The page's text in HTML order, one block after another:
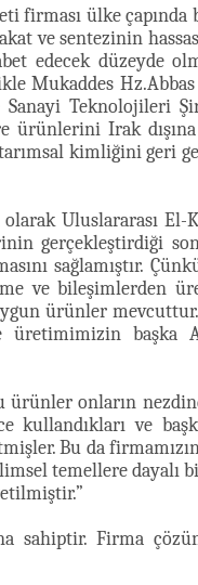
firması ülke
ve sentezinin
düzeyde
Mukaddes Hz.Abbas
Sanayi Teknolojileri
ürünlerini Irak
kimliğini geri
Uluslararası El-
gerçekleştirdiği
sağlamıştır.
ve bileşimlerden
ürünler
üretimimizin başka
ürünler onların
kullandıkları ve
Bu da
temellere dayalı
Firma